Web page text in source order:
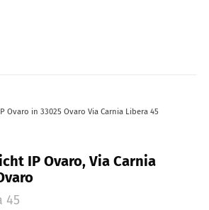
Ovaro in 33025 Ovaro Via Carnia Libera 45
IP Ovaro, Via Carnia
45